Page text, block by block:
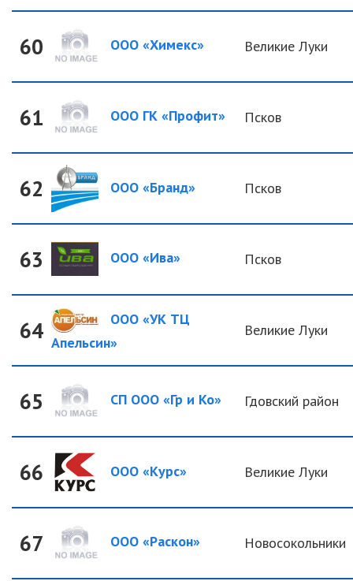
60 ООО «Химекс» Великие Луки
61 ООО ГК «Профит» Псков
62 ООО «Бранд» Псков
63 ООО «Ива» Псков
64
ООО «УК ТЦ
Апельсин»
Великие Луки
65 СП ООО «Гр и Ко» Гдовский район
66 ООО «Курс» Великие Луки
67 ООО «Раскон» Новосокольники